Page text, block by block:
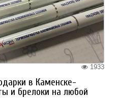
1933
в Каменске-
и брелоки на любой